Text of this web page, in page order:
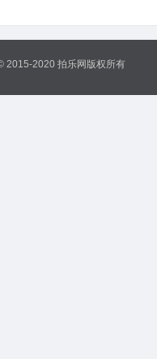
2015-2020 拍乐网版权所有